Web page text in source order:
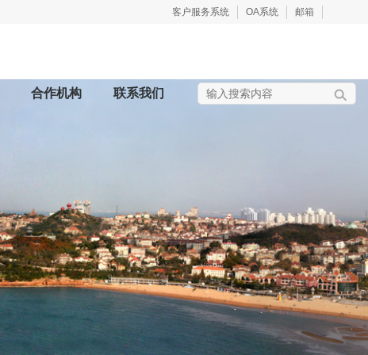
客户服务系统 OA系统 邮箱
合作机构 联系我们